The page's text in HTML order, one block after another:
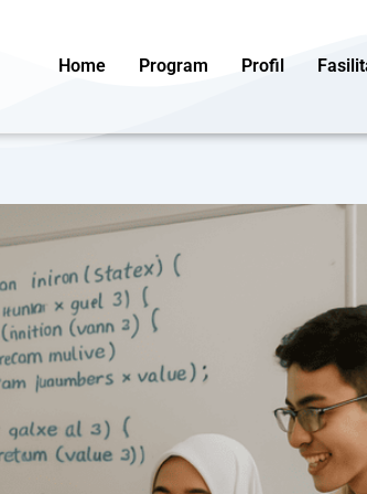
Home Program Profil